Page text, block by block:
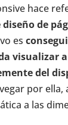
hace
de
es
visualizar
del
por ella,
a las